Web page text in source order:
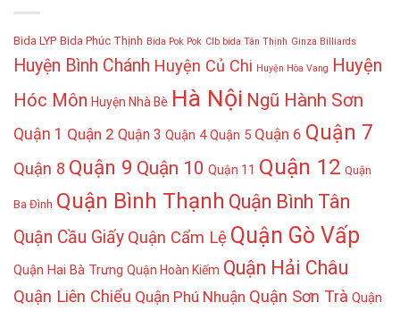
Bida LYP Bida Phúc Thịnh Bida Pok Pok Clb bida Tân Thịnh Ginza Billiards
Huyện Bình Chánh Huyện Củ Chi Huyện Hòa Vang Huyện
Hóc Môn Huyện Nhà Bè Hà Nội Ngũ Hành Sơn
Quận 1 Quận 2 Quận 3 Quận 4 Quận 5 Quận 6 Quận 7
Quận 8 Quận 9 Quận 10 Quận 11 Quận 12 Quận
Ba Đình Quận Bình Thạnh Quận Bình Tân
Quận Cầu Giấy Quận Cẩm Lệ Quận Gò Vấp
Quận Hai Bà Trưng Quận Hoàn Kiếm Quận Hải Châu
Quận Liên Chiểu Quận Phú Nhuận Quận Sơn Trà Quận